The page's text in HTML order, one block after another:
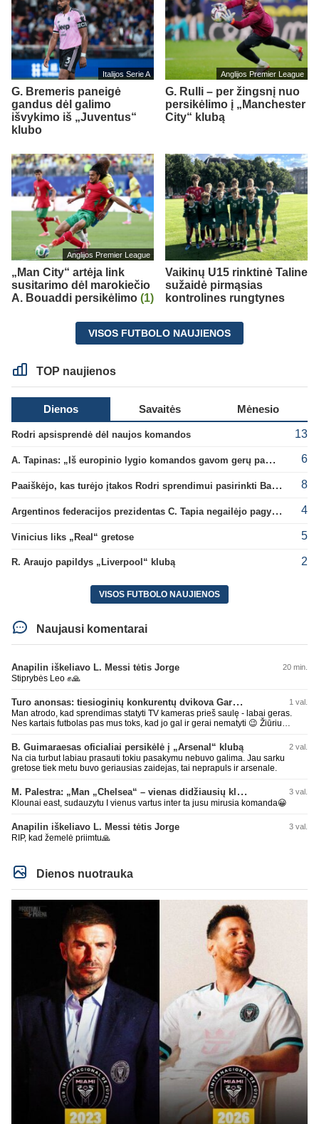
Italijos Serie A
G. Bremeris paneigė
gandus dėl galimo
išvykimo iš „Juventus“
klubo
Anglijos Premier League
G. Rulli – per žingsnį nuo
persikėlimo į „Manchester
City“ klubą
Anglijos Premier League
„Man City“ artėja link
susitarimo dėl marokiečio
A. Bouaddi persikėlimo (1)
Vaikinų U15 rinktinė Taline
sužaidė pirmąsias
kontrolines rungtynes
VISOS FUTBOLO NAUJIENOS
TOP naujienos
Dienos Savaitės Mėnesio
Rodri apsisprendė dėl naujos komandos 13
A. Tapinas: „Iš europinio lygio komandos gavom gerų pamokų“ 6
Paaiškėjo, kas turėjo įtakos Rodri sprendimui pasirinkti Barselonos pusę 8
Argentinos federacijos prezidentas C. Tapia negailėjo pagyrų G. Infantino 4
Vinicius liks „Real“ gretose 5
R. Araujo papildys „Liverpool“ klubą 2
VISOS FUTBOLO NAUJIENOS
Naujausi komentarai
Anapilin iškeliavo L. Messi tėtis Jorge 20 min.
Stiprybės Leo ✊🙏
Turo anonsas: tiesioginių konkurentų dvikova Gargžduose 1 val.
Man atrodo, kad sprendimas statyti TV kameras prieš saulę - labai geras.
Nes kartais futbolas pas mus toks, kad jo gal ir gerai nematyti 😉 Žiūriu
kaip alaus butelys, kurį ką tik išmaukiau. Linkėjimai Tadui (slapyvardžiu „apie
nieką“), kuris kiek girdėjau, įpūtė akis varvinančių transliacijų dvasią 😀
B. Guimaraesas oficialiai persikėlė į „Arsenal“ klubą 2 val.
Na cia turbut labiau prasauti tokiu pasakymu nebuvo galima. Jau sarku
gretose tiek metu buvo geriausias zaidejas, tai neprapuls ir arsenale.
M. Palestra: „Man „Chelsea“ – vienas didžiausių klubų futbole“ 3 val.
Klounai east, sudauzytu I vienus vartus inter ta jusu mirusia komanda😀
Anapilin iškeliavo L. Messi tėtis Jorge 3 val.
RIP, kad žemelė priimtu🙏
Dienos nuotrauka